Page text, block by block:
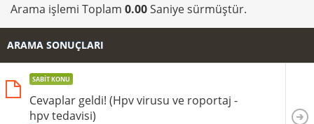
Arama işlemi Toplam 0.00Saniye sürmüştür.
ARAMA SONUÇLARI
SABIT KONU
Cevaplar geldi! (Hpv virusu ve roportaj -
hpv tedavisi)